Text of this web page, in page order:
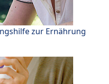
zur Ernährung